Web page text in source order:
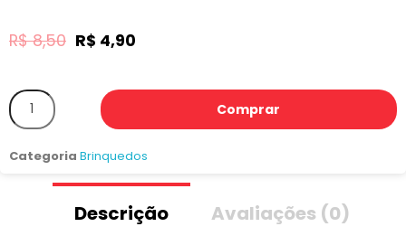
R$8,50 R$ 4,90
Comprar
Categoria Brinquedos
Descrição Avaliações (0)